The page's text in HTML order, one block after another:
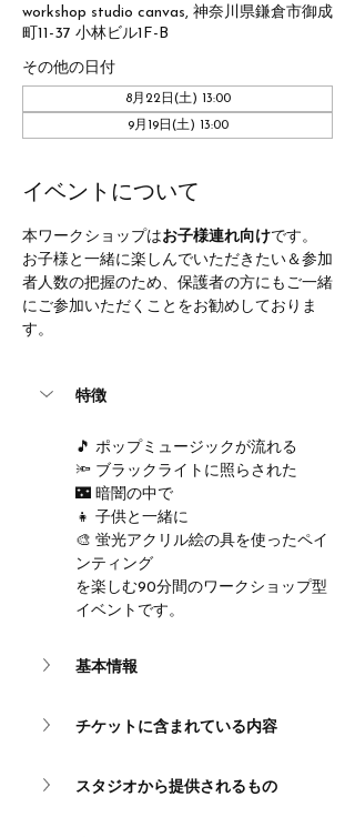
workshop studio canvas, 神奈川県鎌倉市御成
町11-37 小林ビル1F-B
その他の日付
8月22日(土) 13:00
9月19日(土) 13:00
イベントについて
本ワークショップはお子様連れ向けです。
お子様と一緒に楽しんでいただきたい＆参加
者人数の把握のため、保護者の方にもご一緒
にご参加いただくことをお勧めしておりま
す。
特徴
🎵 ポップミュージックが流れる
🔦 ブラックライトに照らされた
🌃 暗闇の中で
👧 子供と一緒に
🎨 蛍光アクリル絵の具を使ったペイ
ンティング
を楽しむ90分間のワークショップ型
イベントです。
基本情報
チケットに含まれている内容
スタジオから提供されるもの